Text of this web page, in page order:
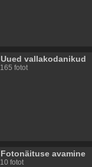
Uued vallakodanikud
165 fotot
Fotonäituse avamine
10 fotot